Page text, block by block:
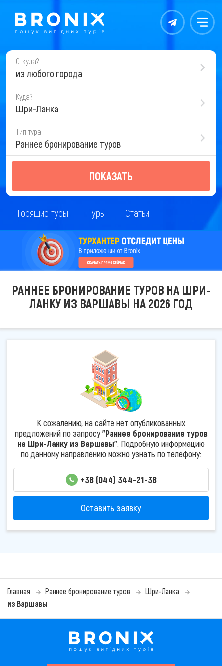
Контакты Меню
Откуда?
из любого города
Куда?
Шри-Ланка
Тип тура
Раннее бронирование туров
ПОКАЗАТЬ
Горящие туры Туры Статьи
РАННЕЕ БРОНИРОВАНИЕ ТУРОВ НА ШРИ-
ЛАНКУ ИЗ ВАРШАВЫ НА 2026 ГОД
К сожалению, на сайте нет опубликованных
предложений по запросу"Раннее бронирование туров
на Шри-Ланку из Варшавы". Подробную информацию
по данному направлению можно узнать по телефону:
+38 (044) 344-21-38
Оставить заявку
Главная Раннее бронирование туров
Шри-Ланка
из Варшавы